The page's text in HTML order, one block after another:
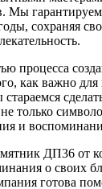
Мы
сохраняя
процесса
как важно для
только
и
ДП36 от
о своих
готова